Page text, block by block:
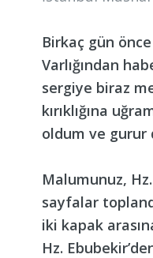
Birkaç gün
Varlığından
sergiye biraz
kırıklığına
oldum ve gurur
Malumunuz,
sayfalar
iki kapak
Hz.